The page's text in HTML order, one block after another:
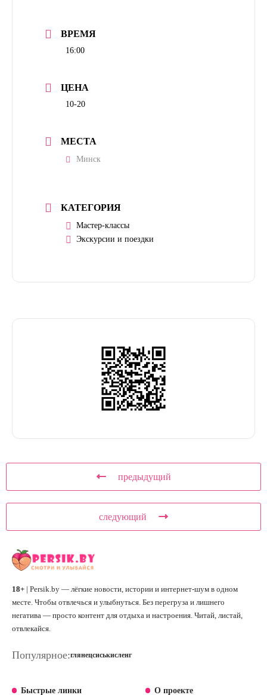
ВРЕМЯ
16:00
ЦЕНА
10-20
МЕСТА
Минск
КАТЕГОРИЯ
Мастер-классы
Экскурсии и поездки
предыдущий
следующий
18+ | Persik.by — лёгкие новости, истории и интернет-шум в одном
месте. Чтобы отвлечься и улыбнуться. Без перегруза и лишнего
негатива — просто контент для отдыха и настроения. Читай, листай,
отвлекайся.
Популярное:глянецсиськисленг
Быстрые линки О проекте